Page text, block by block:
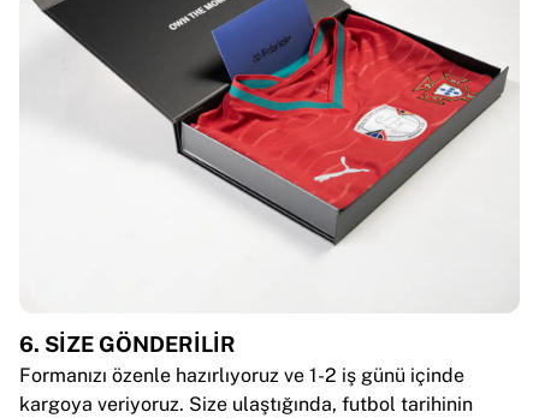
6. SİZE GÖNDERİLİR
Formanızı özenle hazırlıyoruz ve 1-2 iş günü içinde
kargoya veriyoruz. Size ulaştığında, futbol tarihinin